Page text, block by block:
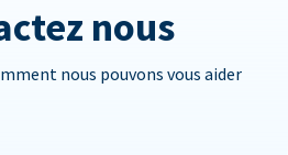
nous
nous pouvons vous aider